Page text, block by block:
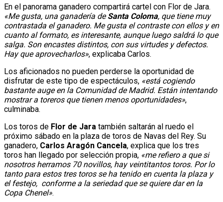
En el panorama ganadero compartirá cartel con Flor de Jara.
«Me gusta, una ganadería deSanta Coloma, que tiene muy
contrastada el ganadero. Me gusta el contraste con ellos y en
cuanto al formato, es interesante, aunque luego saldrá lo que
salga. Son encastes distintos, con sus virtudes y defectos.
Hay que aprovecharlos», explicaba Carlos.
Los aficionados no pueden perderse la oportunidad de
disfrutar de este tipo de espectáculos, «está cogiendo
bastante auge en la Comunidad de Madrid. Están intentando
mostrar a toreros que tienen menos oportunidades»,
culminaba.
Los toros de Flor de Jara también saltarán al ruedo el
próximo sábado en la plaza de toros de Navas del Rey. Su
ganadero, Carlos Aragón Cancela, explica que los tres
toros han llegado por selección propia, «me refiero a que si
nosotros herramos 70 novillos, hay veintitantos toros. Por lo
tanto para estos tres toros se ha tenido en cuenta la plaza y
el festejo, conforme a la seriedad que se quiere dar en la
Copa Chenel».